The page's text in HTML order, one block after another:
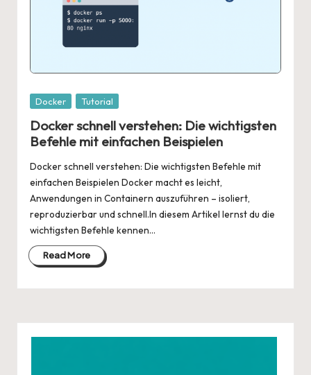
Posted
Docker Tutorial
Docker schnell verstehen: Die wichtigsten
Befehle mit einfachen Beispielen
Docker schnell verstehen: Die wichtigsten Befehle mit
einfachen Beispielen Docker macht es leicht,
Anwendungen in Containern auszuführen – isoliert,
reproduzierbar und schnell.In diesem Artikel lernst du die
wichtigsten Befehle kennen…
Read More